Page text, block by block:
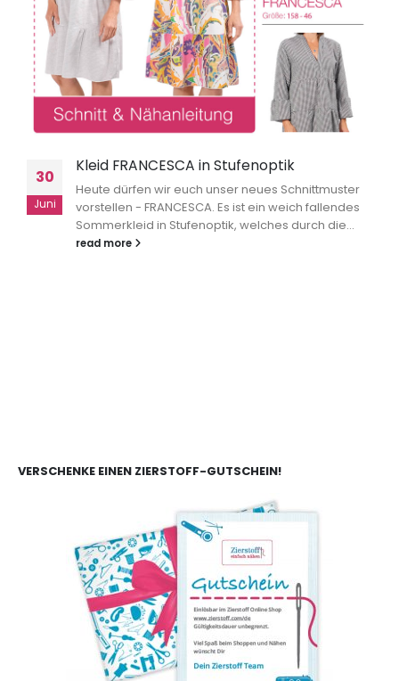
30
Juni
Kleid FRANCESCA in Stufenoptik
Heute dürfen wir euch unser neues Schnittmuster
vorstellen - FRANCESCA. Es ist ein weich fallendes
Sommerkleid in Stufenoptik, welches durch die...
read more
VERSCHENKE EINEN ZIERSTOFF-GUTSCHEIN!